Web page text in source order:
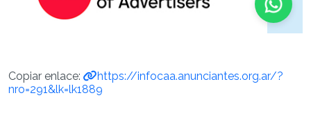
Copiar enlace:
https://infocaa.anunciantes.org.ar/?
nro=291&lk=lk1889